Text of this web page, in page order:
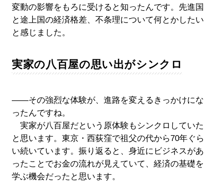
変動の影響をもろに受けると知ったんです。先進国
と途上国の経済格差、不条理について何とかしたい
と感じました。
実家の八百屋の思い出がシンクロ
――その強烈な体験が、進路を変えるきっかけにな
ったんですね。
実家が八百屋だという原体験もシンクロしていた
と思います。東京・西荻窪で祖父の代から70年ぐら
い続いています。振り返ると、身近にビジネスがあ
ったことでお金の流れが見えていて、経済の基礎を
学ぶ機会だったと思います。